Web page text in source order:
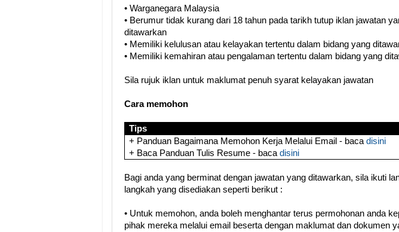
• Warganegara Malaysia
• Berumur tidak kurang dari 18 tahun pada tarikh tutup iklan jawatan
ditawarkan
• Memiliki kelulusan atau kelayakan tertentu dalam bidang yang
• Memiliki kemahiran atau pengalaman tertentu dalam bidang yang
Sila rujuk iklan untuk maklumat penuh syarat kelayakan jawatan
Cara memohon
Tips
+ Panduan Bagaimana Memohon Kerja Melalui Email - bacadisini
+ Baca Panduan Tulis Resume - bacadisini
Bagi anda yang berminat dengan jawatan yang ditawarkan, sila ikuti
langkah yang disediakan seperti berikut :
• Untuk memohon, anda boleh menghantar terus permohonan anda
pihak mereka melalui email beserta dengan maklumat dan dokumen